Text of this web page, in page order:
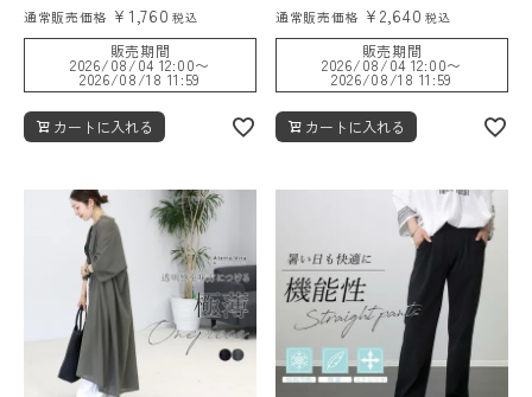
通常販売価格 ¥ 1,760 税込
販売期間
2026/08/04 12:00〜
2026/08/18 11:59
カートに入れる
通常販売価格 ¥ 2,640 税込
販売期間
2026/08/04 12:00〜
2026/08/18 11:59
カートに入れる